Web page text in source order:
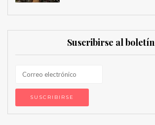
Suscribirse al boletín